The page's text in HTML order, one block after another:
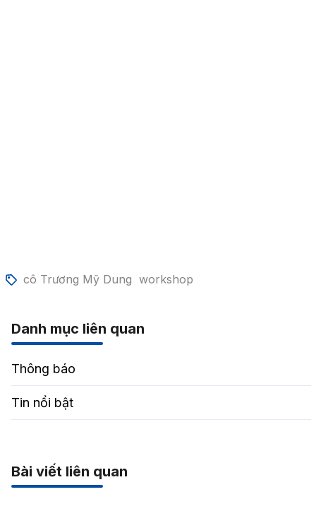
cô Trương Mỹ Dung workshop
Danh mục liên quan
Thông báo
Tin nổi bật
Bài viết liên quan